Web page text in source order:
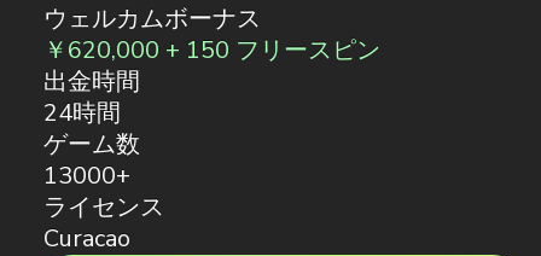
ウェルカムボーナス
￥620,000 + 150 フリースピン
出金時間
24時間
ゲーム数
13000+
ライセンス
Curacao